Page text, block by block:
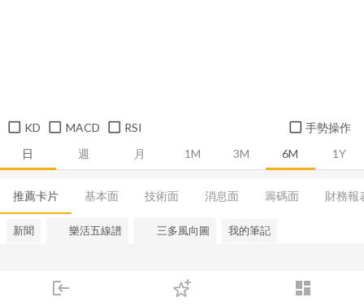
login dashboard
下單
日 週 月 1M 3M 6M 1Y
KD MACD RSI 手勢操作
推薦卡片 基本面 技術面 消息面 籌碼面 財務報
新聞 樂活五線譜 三多風向圖 我的筆記